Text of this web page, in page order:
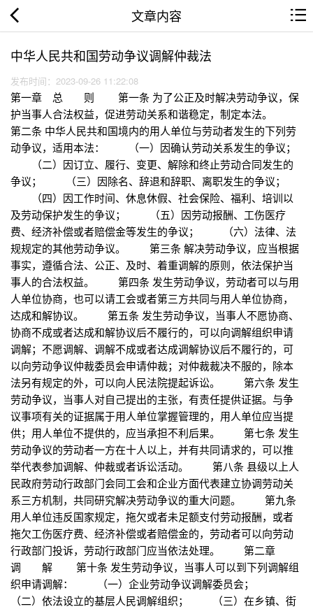
文章内容
中华人民共和国劳动争议调解仲裁法
发布时间：2023-09-26 11:22:08
第一章 总 则 第一条 为了公正及时解决劳动争议，保
护当事人合法权益，促进劳动关系和谐稳定，制定本法。
第二条 中华人民共和国境内的用人单位与劳动者发生的下列劳
动争议，适用本法： （一）因确认劳动关系发生的争议；
（二）因订立、履行、变更、解除和终止劳动合同发生的
争议； （三）因除名、辞退和辞职、离职发生的争议；
（四）因工作时间、休息休假、社会保险、福利、培训以
及劳动保护发生的争议； （五）因劳动报酬、工伤医疗
费、经济补偿或者赔偿金等发生的争议； （六）法律、法
规规定的其他劳动争议。 第三条 解决劳动争议，应当根据
事实，遵循合法、公正、及时、着重调解的原则，依法保护当
事人的合法权益。 第四条 发生劳动争议，劳动者可以与用
人单位协商，也可以请工会或者第三方共同与用人单位协商，
达成和解协议。 第五条 发生劳动争议，当事人不愿协商、
协商不成或者达成和解协议后不履行的，可以向调解组织申请
调解；不愿调解、调解不成或者达成调解协议后不履行的，可
以向劳动争议仲裁委员会申请仲裁；对仲裁裁决不服的，除本
法另有规定的外，可以向人民法院提起诉讼。 第六条 发生
劳动争议，当事人对自己提出的主张，有责任提供证据。与争
议事项有关的证据属于用人单位掌握管理的，用人单位应当提
供；用人单位不提供的，应当承担不利后果。 第七条 发生
劳动争议的劳动者一方在十人以上，并有共同请求的，可以推
举代表参加调解、仲裁或者诉讼活动。 第八条 县级以上人
民政府劳动行政部门会同工会和企业方面代表建立协调劳动关
系三方机制，共同研究解决劳动争议的重大问题。 第九条
用人单位违反国家规定，拖欠或者未足额支付劳动报酬，或者
拖欠工伤医疗费、经济补偿或者赔偿金的，劳动者可以向劳动
行政部门投诉，劳动行政部门应当依法处理。 第二章
调 解 第十条 发生劳动争议，当事人可以到下列调解组
织申请调解： （一）企业劳动争议调解委员会；
（二）依法设立的基层人民调解组织； （三）在乡镇、街